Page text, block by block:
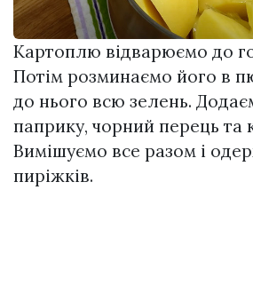
Картоплю відварюємо до
Потім розминаємо його в
до нього всю зелень.
паприку, чорний перець та
Вимішуємо все разом і
пиріжків.